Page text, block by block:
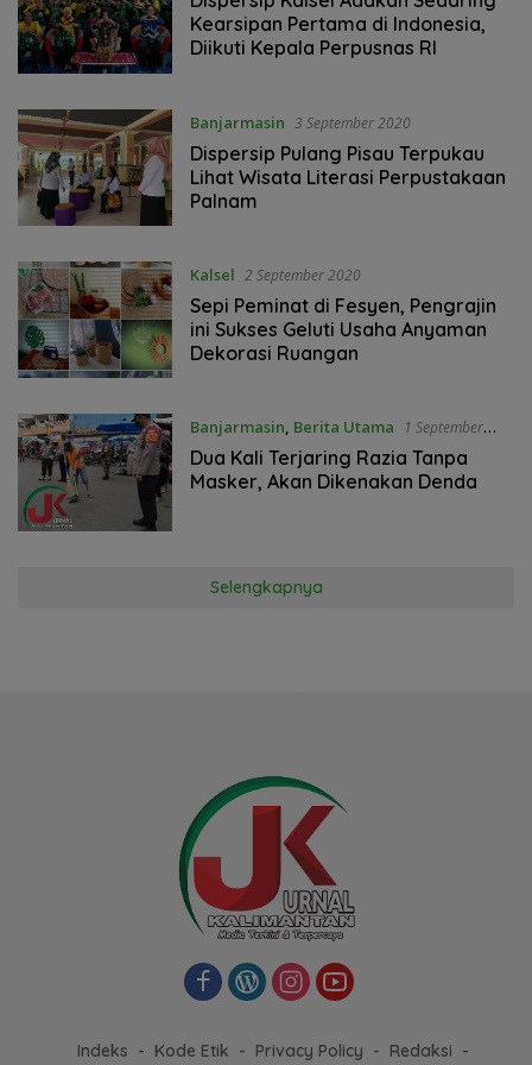
Kearsipan Pertama di Indonesia,
Diikuti Kepala Perpusnas RI
Banjarmasin 3 September 2020
Dispersip Pulang Pisau Terpukau
Lihat Wisata Literasi Perpustakaan
Palnam
Kalsel 2 September 2020
Sepi Peminat di Fesyen, Pengrajin
ini Sukses Geluti Usaha Anyaman
Dekorasi Ruangan
Banjarmasin, Berita Utama
1 September
2020
Dua Kali Terjaring Razia Tanpa
Masker, Akan Dikenakan Denda
Selengkapnya
Indeks Kode Etik Privacy Policy Redaksi